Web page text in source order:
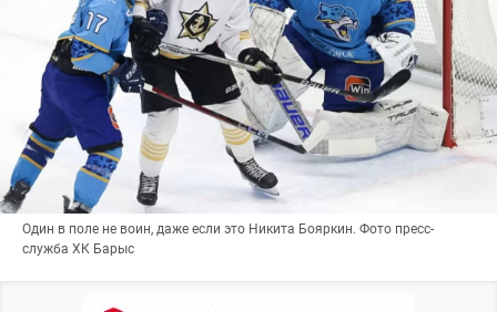
Один в поле не воин, даже если это Никита Бояркин. Фото пресс-
служба ХК Барыс